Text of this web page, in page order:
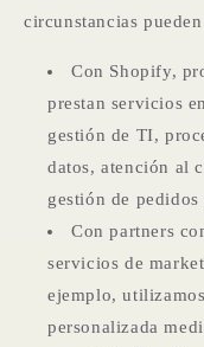
circunstancias
Con Shopify,
prestan servicios
gestión de TI,
datos, atención al
gestión de
Con partners
servicios de
ejemplo,
personalizada